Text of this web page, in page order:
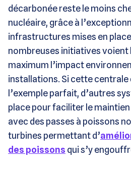
décarbonée reste le moins
nucléaire, grâce à
infrastructures mises en
nombreuses initiatives voient
maximum l’impact
installations. Si cette centrale
l’exemple parfait, d’autres
place pour faciliter le
avec des passes à poissons
turbines permettant d’
des poissons qui s’y